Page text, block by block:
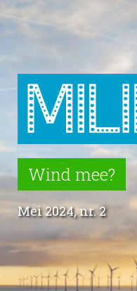
Wind mee?
Mei 2024, nr. 2